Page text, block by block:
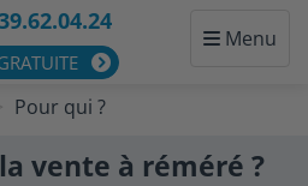
Menu
Pour qui ?
vente à réméré ?